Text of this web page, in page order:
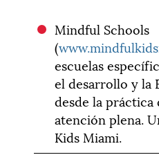
Mindful Schools
(
escuelas
el desarrollo y la
desde la
atención plena.
Kids Miami.